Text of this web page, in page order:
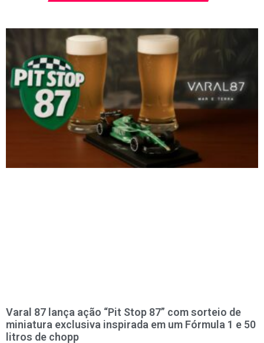
Varal 87 lança ação “Pit Stop 87” com sorteio de
miniatura exclusiva inspirada em um Fórmula 1 e 50
litros de chopp